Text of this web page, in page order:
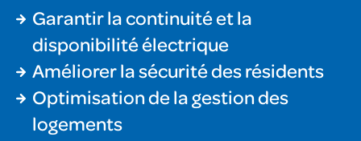
Garantir la continuité et la
disponibilité électrique
Améliorer la sécurité des résidents
Optimisation de la gestion des
logements